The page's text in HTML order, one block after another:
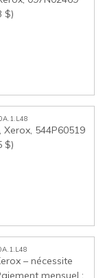
544P60519
$)
– nécessite